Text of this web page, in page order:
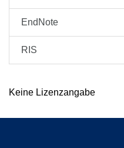
EndNote
RIS
Keine Lizenzangabe